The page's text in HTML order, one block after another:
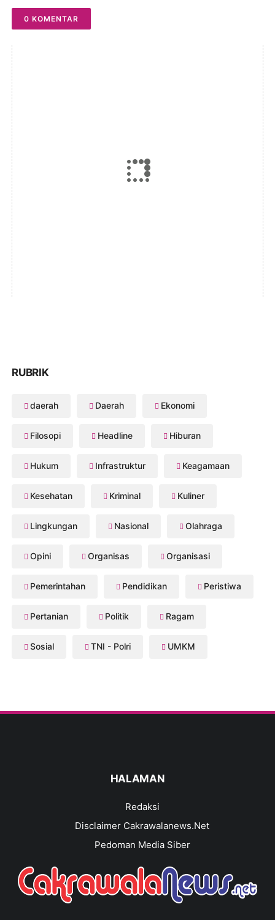
0 KOMENTAR
RUBRIK
daerah Daerah Ekonomi
Filosopi Headline Hiburan
Hukum Infrastruktur Keagamaan
Kesehatan Kriminal Kuliner
Lingkungan Nasional Olahraga
Opini Organisas Organisasi
Pemerintahan Pendidikan Peristiwa
Pertanian Politik Ragam
Sosial TNI - Polri UMKM
HALAMAN
Redaksi
Disclaimer Cakrawalanews.Net
Pedoman Media Siber